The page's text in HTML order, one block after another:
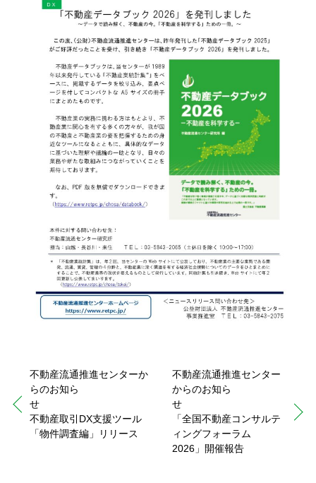
不動産流通推進センターか
らのお知ら
せ
不動産取引DX支援ツール
「物件調査編」リリース
不動産流通推進センター
からのお知ら
せ
「全国不動産コンサルテ
ィングフォーラム
2026」開催報告